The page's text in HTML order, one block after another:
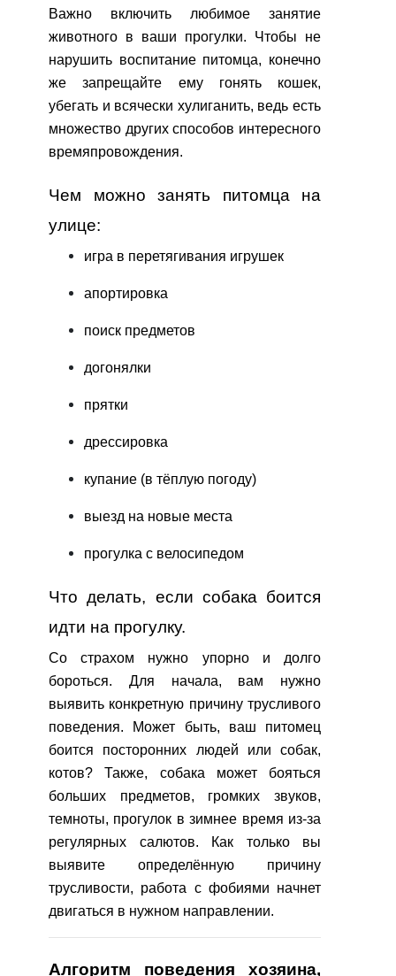
Важно включить любимое занятие
животного в ваши прогулки. Чтобы не
нарушить воспитание питомца, конечно
же запрещайте ему гонять кошек,
убегать и всячески хулиганить, ведь есть
множество других способов интересного
времяпровождения.
Чем можно занять питомца на
улице:
игра в перетягивания игрушек
апортировка
поиск предметов
догонялки
прятки
дрессировка
купание (в тёплую погоду)
выезд на новые места
прогулка с велосипедом
Что делать, если собака боится
идти на прогулку.
Со страхом нужно упорно и долго
бороться. Для начала, вам нужно
выявить конкретную причину трусливого
поведения. Может быть, ваш питомец
боится посторонних людей или собак,
котов? Также, собака может бояться
больших предметов, громких звуков,
темноты, прогулок в зимнее время из-за
регулярных салютов. Как только вы
выявите определённую причину
трусливости, работа с фобиями начнет
двигаться в нужном направлении.
Алгоритм поведения хозяина,